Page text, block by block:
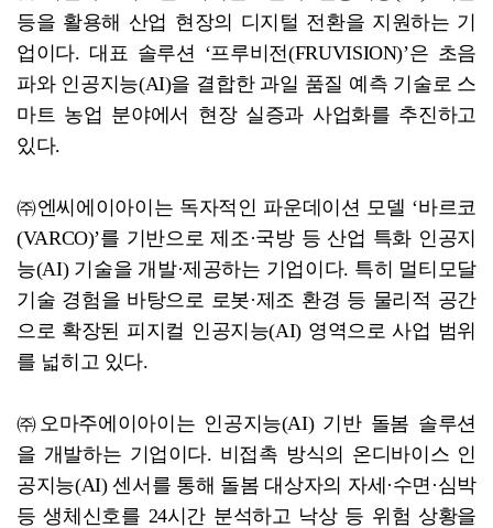
등을 활용해 산업 현장의 디지털 전환을 지원하는 기
업이다. 대표 솔루션 ‘프루비전(FRUVISION)’은 초음
파와 인공지능(AI)을 결합한 과일 품질 예측 기술로 스
마트 농업 분야에서 현장 실증과 사업화를 추진하고
있다.
㈜엔씨에이아이는 독자적인 파운데이션 모델 ‘바르코
(VARCO)’를 기반으로 제조·국방 등 산업 특화 인공지
능(AI) 기술을 개발·제공하는 기업이다. 특히 멀티모달
기술 경험을 바탕으로 로봇·제조 환경 등 물리적 공간
으로 확장된 피지컬 인공지능(AI) 영역으로 사업 범위
를 넓히고 있다.
㈜오마주에이아이는 인공지능(AI) 기반 돌봄 솔루션
을 개발하는 기업이다. 비접촉 방식의 온디바이스 인
공지능(AI) 센서를 통해 돌봄 대상자의 자세·수면·심박
등 생체신호를 24시간 분석하고 낙상 등 위험 상황을